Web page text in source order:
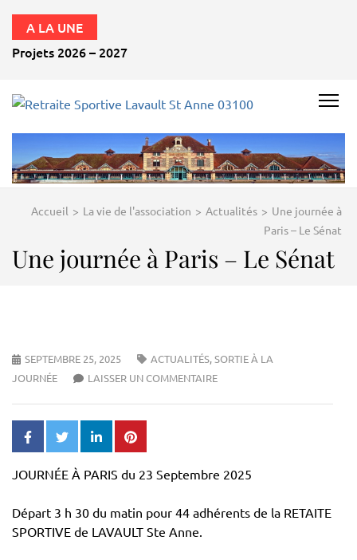
A LA UNE
Projets 2026 – 2027
SPORTIVE
LAVAULT
03100
Accueil > La vie de l'association > Actualités > Une journée à
Paris – Le Sénat
Une journée à Paris – Le Sénat
SEPTEMBRE 25, 2025 ACTUALITÉS,SORTIE À LA
JOURNÉE
LAISSER UN COMMENTAIRE
JOURNÉE À PARIS du 23 Septembre 2025
Départ 3 h 30 du matin pour 44 adhérents de la RETAITE
SPORTIVE de LAVAULT Ste Anne.